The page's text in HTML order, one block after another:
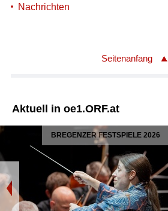
Nachrichten
Seitenanfang
Aktuell in oe1.ORF.at
BREGENZER FESTSPIELE 2026